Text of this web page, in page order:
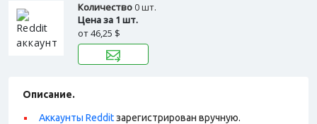
Количество0 шт.
Цена за 1 шт.
от46,25 $
Описание.
Аккаунты Redditзарегистрирован вручную.